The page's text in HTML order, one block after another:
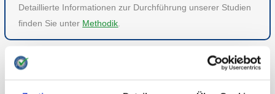
Detaillierte Informationen zur Durchführung unserer Studien
finden Sie unter Methodik.
ZU VERSCHIEDENES
ZUR ÜBERSICHT